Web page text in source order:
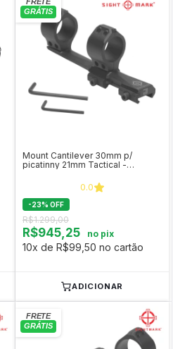
Mount Cantilever 30mm p/
picatinny 21mm Tactical -
0.0
-23% OFF
R$1.299,00
R$945,25 no pix
10x de R$99,50 no cartão
ADICIONAR